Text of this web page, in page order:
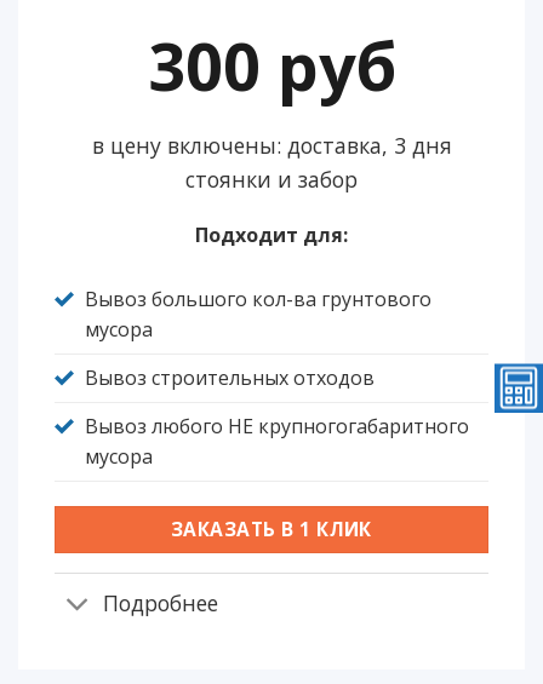
300 руб
в цену включены: доставка, 3 дня
стоянки и забор
Подходит для:
Вывоз большого кол-ва грунтового
мусора
Вывоз строительных отходов
Вывоз любого НЕ крупногогабаритного
мусора
ЗАКАЗАТЬ В 1 КЛИК
Подробнее